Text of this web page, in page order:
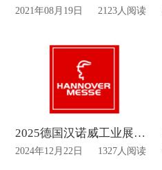
2021年08月19日 2123人阅读
2025德国汉诺威工业展览会设计布置动态
2024年12月22日 1327人阅读